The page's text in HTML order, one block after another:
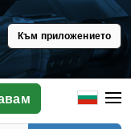
Към приложението